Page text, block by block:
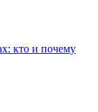
кто и почему